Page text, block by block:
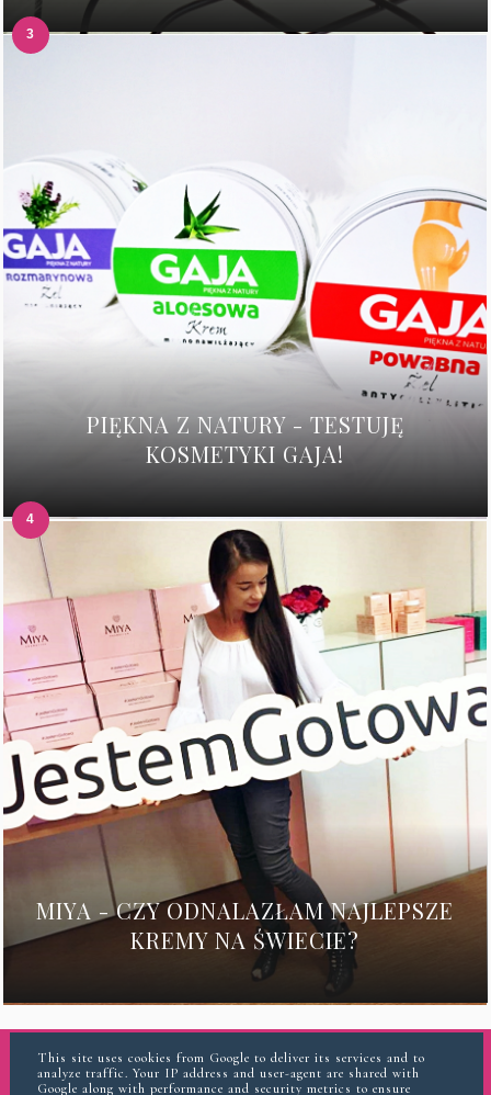
PIĘKNA Z NATURY - TESTUJĘ
KOSMETYKI GAJA!
MIYA - CZY ODNALAZŁAM NAJLEPSZE
KREMY NA ŚWIECIE?
INSTAGRAM
This site uses cookies from Google to deliver its services and to
analyze traffic. Your IP address and user-agent are shared with
Google along with performance and security metrics to ensure